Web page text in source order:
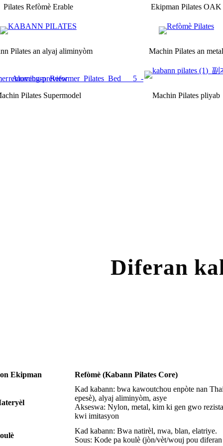
Pilates Refòmè Erable Ekipman Pilates OAK
Pilates an alyaj aliminyòm Machin Pilates an
Pilates Supermodel Machin Pilates pliyab
Diferan
Ekipman Refòmè (Kabann Pilates Core)
Kad kabann: bwa kawoutchou enpòte nan
epesè), alyaj aliminyòm, asye
Akseswa: Nylon, metal, kim ki gen gwo
kwi imitasyon
Kad kabann: Bwa natirèl, nwa, blan, elatriye.
Sous: Kode pa koulè (jòn/vèt/wouj pou